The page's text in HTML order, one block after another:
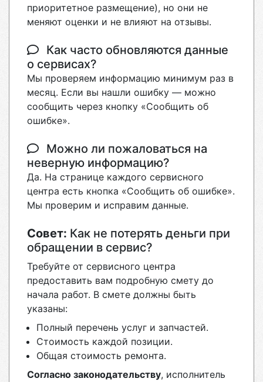
приоритетное размещение), но они не
меняют оценки и не влияют на отзывы.
Как часто обновляются данные
о сервисах?
Мы проверяем информацию минимум раз в
месяц. Если вы нашли ошибку — можно
сообщить через кнопку «Сообщить об
ошибке».
Можно ли пожаловаться на
неверную информацию?
Да. На странице каждого сервисного
центра есть кнопка «Сообщить об ошибке».
Мы проверим и исправим данные.
Совет: Как не потерять деньги при
обращении в сервис?
Требуйте от сервисного центра
предоставить вам подробную смету до
начала работ. В смете должны быть
указаны:
Полный перечень услуг и запчастей.
Стоимость каждой позиции.
Общая стоимость ремонта.
Согласно законодательству, исполнитель